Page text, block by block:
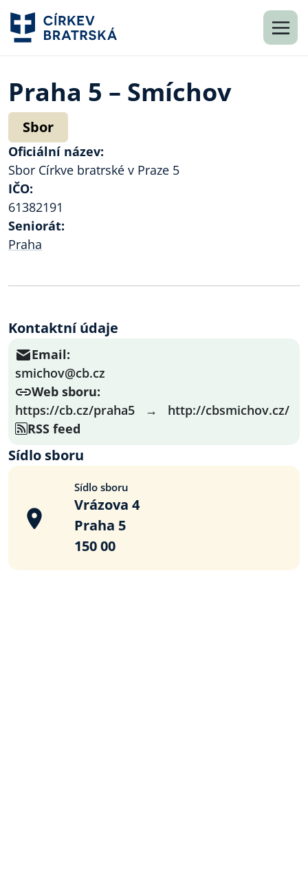
Praha 5 – Smíchov
Sbor
Oficiální název:
Sbor Církve bratrské v Praze 5
IČO:
61382191
Seniorát:
Praha
Kontaktní údaje
Email:
smichov@cb.cz
Web sboru:
https://cb.cz/praha5 → http://cbsmichov.cz/
RSS feed
Sídlo sboru
Sídlo sboru
Vrázova 4
Praha 5
150 00